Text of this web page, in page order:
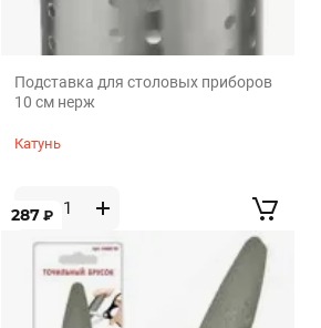
Подставка для столовых приборов
10 см нерж
Катунь
287 ₽